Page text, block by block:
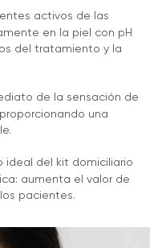
activos de las
en la piel con pH
del tratamiento y la
de la sensación de
una
ideal del kit domiciliario
aumenta el valor de
pacientes.